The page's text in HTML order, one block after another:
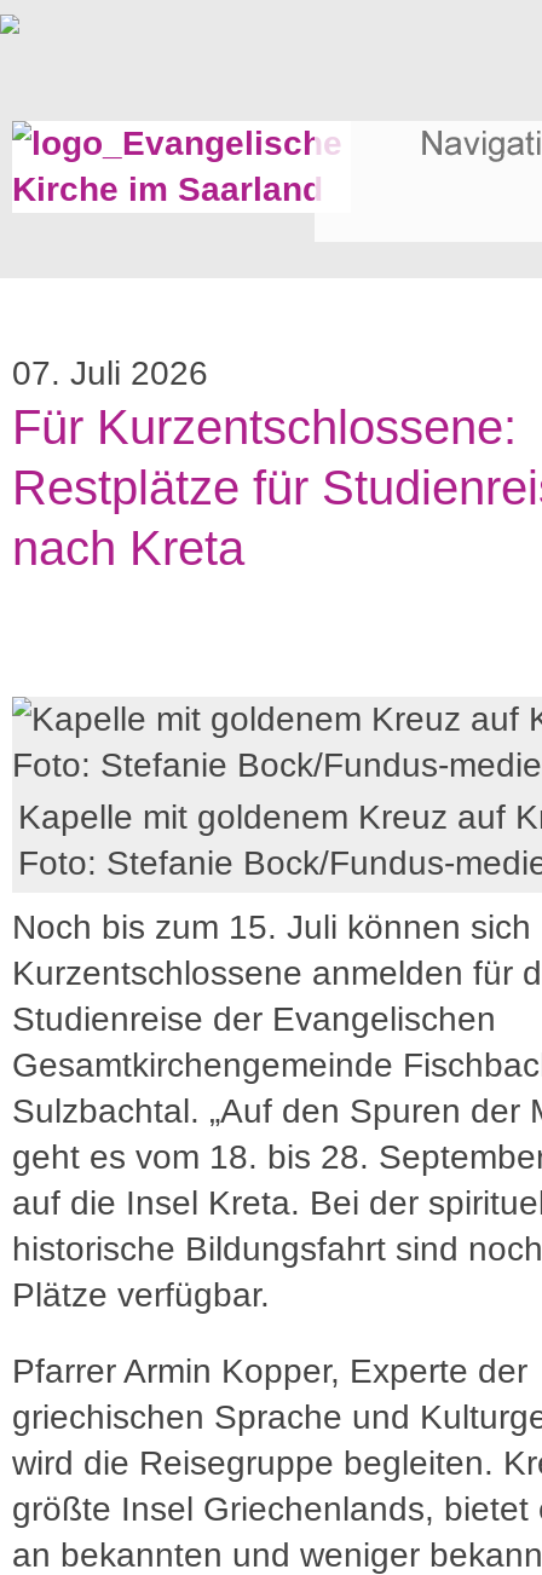
07. Juli 2026
Für Kurzentschlossene:
Restplätze für
nach Kreta
Kapelle mit goldenem Kreuz auf
Foto: Stefanie Bock/Fundus-
Noch bis zum 15. Juli können sich
Kurzentschlossene anmelden für
Studienreise der Evangelischen
Gesamtkirchengemeinde
Sulzbachtal. „Auf den Spuren der
geht es vom 18. bis 28.
auf die Insel Kreta. Bei der
historische Bildungsfahrt sind
Plätze verfügbar.
Pfarrer Armin Kopper, Experte der
griechischen Sprache und
wird die Reisegruppe begleiten.
größte Insel Griechenlands, bietet
an bekannten und weniger